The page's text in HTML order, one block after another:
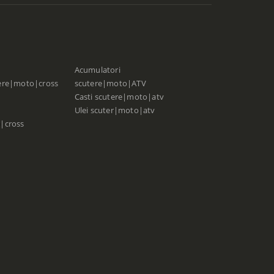
Acumulatori
scutere|moto|ATV
Casti scutere|moto|atv
Ulei scuter|moto|atv